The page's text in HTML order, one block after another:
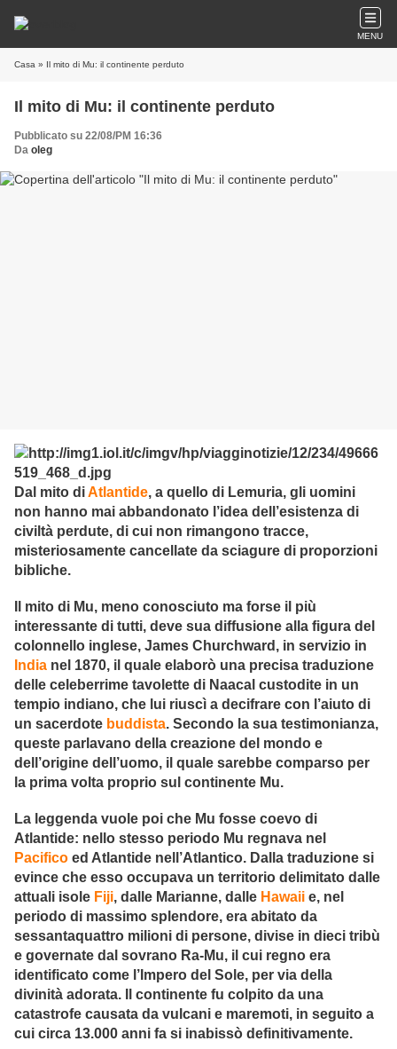
MENU
Casa » Il mito di Mu: il continente perduto
Il mito di Mu: il continente perduto
Pubblicato su 22/08/PM 16:36
Da oleg
Dal mito diAtlantide, a quello di Lemuria, gli uomini
non hanno mai abbandonato l’idea dell’esistenza di
civiltà perdute, di cui non rimangono tracce,
misteriosamente cancellate da sciagure di proporzioni
bibliche.
Il mito di Mu, meno conosciuto ma forse il più
interessante di tutti, deve sua diffusione alla figura del
colonnello inglese, James Churchward, in servizio in
India nel 1870, il quale elaborò una precisa traduzione
delle celeberrime tavolette di Naacal custodite in un
tempio indiano, che lui riuscì a decifrare con l’aiuto di
un sacerdote buddista. Secondo la sua testimonianza,
queste parlavano della creazione del mondo e
dell’origine dell’uomo, il quale sarebbe comparso per
la prima volta proprio sul continente Mu.
La leggenda vuole poi che Mu fosse coevo di
Atlantide: nello stesso periodo Mu regnava nel
Pacifico ed Atlantide nell’Atlantico. Dalla traduzione si
evince che esso occupava un territorio delimitato dalle
attuali isole Fiji, dalle Marianne, dalle Hawaii e, nel
periodo di massimo splendore, era abitato da
sessantaquattro milioni di persone, divise in dieci tribù
e governate dal sovrano Ra-Mu, il cui regno era
identificato come l’Impero del Sole, per via della
divinità adorata. Il continente fu colpito da una
catastrofe causata da vulcani e maremoti, in seguito a
cui circa 13.000 anni fa si inabissò definitivamente.